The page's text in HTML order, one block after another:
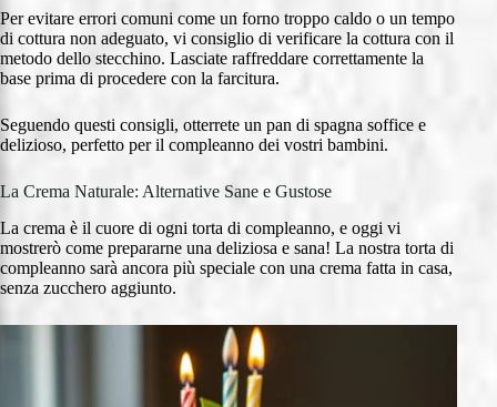
Per evitare errori comuni come un forno troppo caldo o un tempo
di cottura non adeguato, vi consiglio di verificare la cottura con il
metodo dello stecchino. Lasciate raffreddare correttamente la
base prima di procedere con la farcitura.
Seguendo questi consigli, otterrete un pan di spagna soffice e
delizioso, perfetto per il compleanno dei vostri bambini.
La Crema Naturale: Alternative Sane e Gustose
La crema è il cuore di ogni torta di compleanno, e oggi vi
mostrerò come prepararne una deliziosa e sana! La nostra torta di
compleanno sarà ancora più speciale con una crema fatta in casa,
senza zucchero aggiunto.